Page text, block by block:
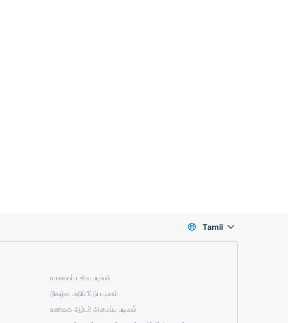
மாணவர் பதிவு படிவம்
நிகழ்வு மதிப்பீட்டு படிவம்
உணவக ஆர்டர் அமைப்பு படிவம்
Tamil